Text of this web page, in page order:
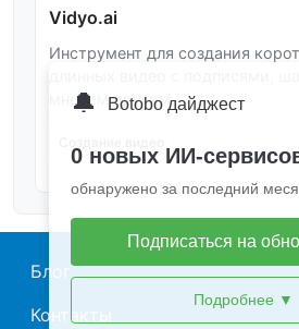
Vidyo.ai
Инструмент для создания
многим другим.
Main navigation
Блог
Контакты
🔔 Botobo дайджест
0 новых ИИ-
обнаружено за последний
Подписаться на
Подробнее ▼